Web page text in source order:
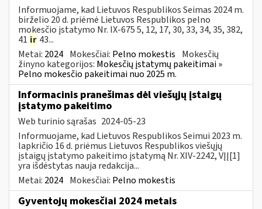
Informuojame, kad Lietuvos Respublikos Seimas 2024 m.
birželio 20 d. priėmė Lietuvos Respublikos pelno
mokesčio įstatymo Nr. IX-675 5, 12, 17, 30, 33, 34, 35, 382,
41 ir 43...
Metai: 2024 Mokesčiai: Pelno mokestis Mokesčių
žinyno kategorijos: Mokesčių įstatymų pakeitimai »
Pelno mokesčio pakeitimai nuo 2025 m.
Informacinis pranešimas dėl viešųjų įstaigų
įstatymo pakeitimo
Web turinio sąrašas 2024-05-23
Informuojame, kad Lietuvos Respublikos Seimui 2023 m.
lapkričio 16 d. priėmus Lietuvos Respublikos viešųjų
įstaigų įstatymo pakeitimo įstatymą Nr. XIV-2242, VĮĮ[1]
yra išdėstytas nauja redakcija...
Metai: 2024 Mokesčiai: Pelno mokestis
Gyventojų mokesčiai 2024 metais